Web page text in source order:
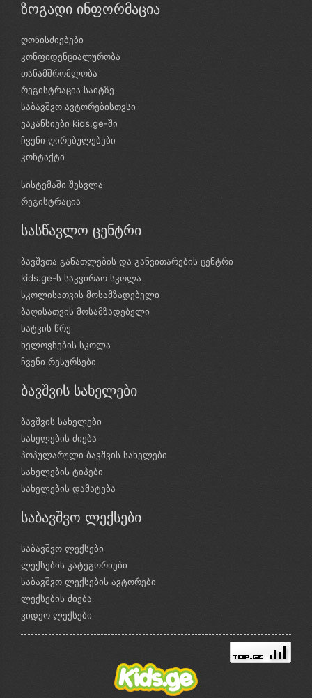
ზოგადი ინფორმაცია
ღონისძიებები
კონფიდენციალურობა
თანამშრომლობა
რეგისტრაცია საიტზე
საბავშვო ავტორებისთვსი
ვაკანსიები kids.ge-ში
ჩვენი ღირებულებები
კონტაქტი
სისტემაში შესვლა
რეგისტრაცია
სასწავლო ცენტრი
ბავშვთა განათლების და განვითარების ცენტრი
kids.ge-ს საკვირაო სკოლა
სკოლისათვის მოსამზადებელი
ბაღისათვის მოსამზადებელი
ხატვის წრე
ხელოვნების სკოლა
ჩვენი რესურსები
ბავშვის სახელები
ბავშვის სახელები
სახელების ძიება
პოპულარული ბავშვის სახელები
სახელების ტიპები
სახელების დამატება
საბავშვო ლექსები
საბავშვო ლექსები
ლექსების კატეგორიები
საბავშვო ლექსების ავტორები
ლექსების ძიება
ვიდეო ლექსები